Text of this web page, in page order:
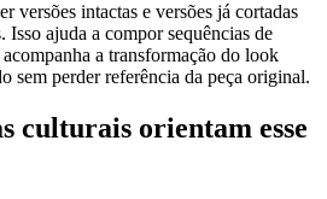
versões intactas e versões já cortadas
Isso ajuda a compor sequências de
a transformação do look
sem perder referência da peça original.
culturais orientam esse